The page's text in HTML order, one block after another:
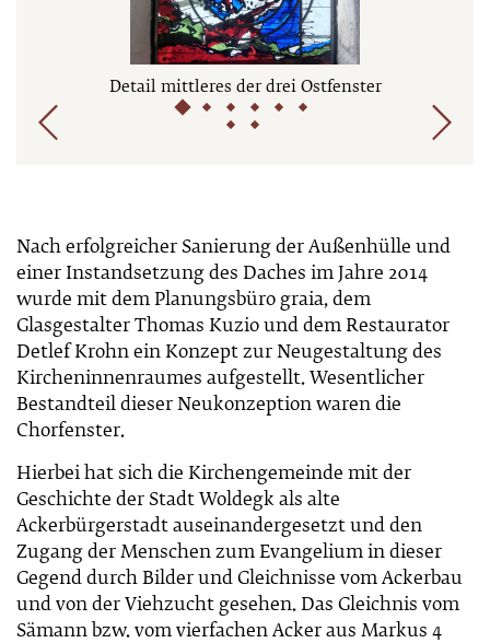
Straßenseite mit Kirche
Detail mittleres der drei Ostfenster
Nach erfolgreicher Sanierung der Außenhülle und
einer Instandsetzung des Daches im Jahre 2014
wurde mit dem Planungsbüro graia, dem
Glasgestalter Thomas Kuzio und dem Restaurator
Detlef Krohn ein Konzept zur Neugestaltung des
Kircheninnenraumes aufgestellt. Wesentlicher
Bestandteil dieser Neukonzeption waren die
Chorfenster.
Hierbei hat sich die Kirchengemeinde mit der
Geschichte der Stadt Woldegk als alte
Ackerbürgerstadt auseinandergesetzt und den
Zugang der Menschen zum Evangelium in dieser
Gegend durch Bilder und Gleichnisse vom Ackerbau
und von der Viehzucht gesehen. Das Gleichnis vom
Sämann bzw. vom vierfachen Acker aus Markus 4